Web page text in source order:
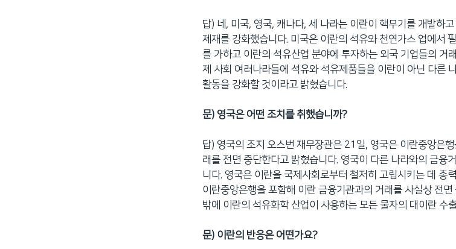
답) 네, 미국, 영국, 캐나다, 세 나라는 이란이 핵무기를 개발하
제재를 강화했습니다. 미국은 이란의 석유와 천연가스 업에서
를 가하고 이란의 석유산업 분야에 투자하는 외국 기업들의 거
제 사회 여러나라들에 석유와 석유제품들을 이란이 아닌 다른
활동을 강화할 것이라고 밝혔습니다.
문) 영국은 어떤 조치를 취했습니까?
답) 영국의 조지 오스번 재무장관은 21일, 영국은 이란중앙은
래를 전면 중단한다고 밝혔습니다. 영국이 다른 나라와의 금융
니다. 영국은 이란을 국제사회로부터 철저히 고립시키는 데 총
이란중앙은행을 포함해 이란 금융기관과의 거래를 사실상 전
밖에 이란의 석유화학 산업이 사용하는 모든 물자의 대이란 수
문) 이란의 반응은 어떤가요?